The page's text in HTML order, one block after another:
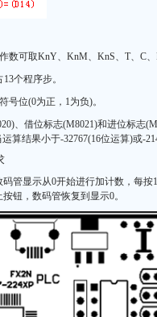
数可取KnY、KnM、KnS、T、C、
个程序步。
号位(0为正，1为负)。
、借位标志(M8021)和进位标志
算结果小于-32767(16位运算)或-
管显示从0开始进行加计数，每
钮，数码管恢复到显示0。